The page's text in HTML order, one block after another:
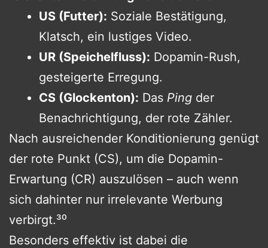
US (Futter): Soziale Bestätigung,
Klatsch, ein lustiges Video.
UR (Speichelfluss): Dopamin-Rush,
gesteigerte Erregung.
CS (Glockenton): Das Ping der
Benachrichtigung, der rote Zähler.
Nach ausreichender Konditionierung genügt
der rote Punkt (CS), um die Dopamin-
Erwartung (CR) auszulösen – auch wenn
sich dahinter nur irrelevante Werbung
verbirgt.³⁰
Besonders effektiv ist dabei die